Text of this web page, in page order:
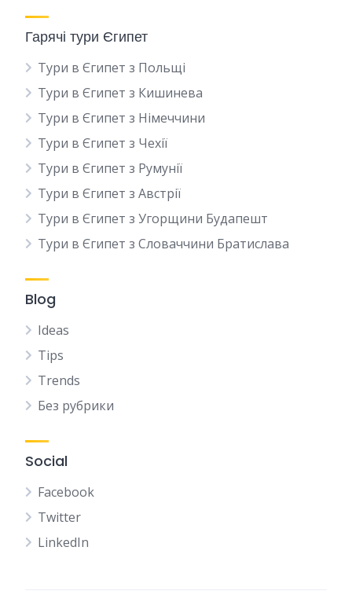
Гарячі тури Єгипет
Тури в Єгипет з Польщі
Тури в Єгипет з Кишинева
Тури в Єгипет з Німеччини
Тури в Єгипет з Чехії
Тури в Єгипет з Румунії
Тури в Єгипет з Австрії
Тури в Єгипет з Угорщини Будапешт
Тури в Єгипет з Словаччини Братислава
Blog
Ideas
Tips
Trends
Без рубрики
Social
Facebook
Twitter
LinkedIn